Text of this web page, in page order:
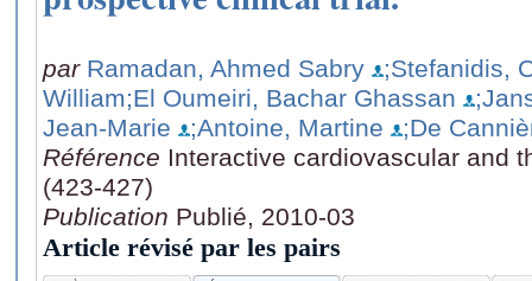
par Ramadan, Ahmed Sabry
;Stefanidis,
William;El Oumeiri, Bachar Ghassan
Jean-Marie
;Antoine, Martine
;De
Référence Interactive cardiovascular and
(423-427)
Publication Publié, 2010-03
Article révisé par les pairs